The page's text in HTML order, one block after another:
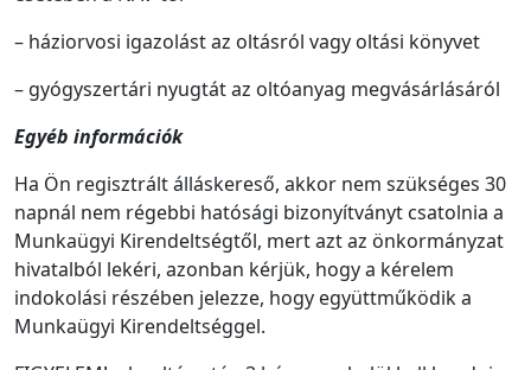
– háziorvosi igazolást az oltásról vagy oltási könyvet
– gyógyszertári nyugtát az oltóanyag megvásárlásáról
Egyéb információk
Ha Ön regisztrált álláskereső, akkor nem szükséges 30
napnál nem régebbi hatósági bizonyítványt csatolnia a
Munkaügyi Kirendeltségtől, mert azt az önkormányzat
hivatalból lekéri, azonban kérjük, hogy a kérelem
indokolási részében jelezze, hogy együttműködik a
Munkaügyi Kirendeltséggel.